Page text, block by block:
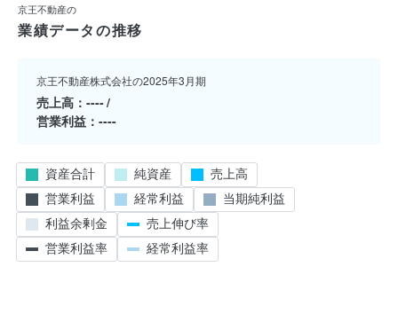
京王不動産の
業績データの推移
京王不動産株式会社の2025年3月期
売上高
----
営業利益
----
資産合計 純資産
売上高
営業利益
経常利益
当期純利益
利益余剰金
売上伸び率
営業利益率
経常利益率